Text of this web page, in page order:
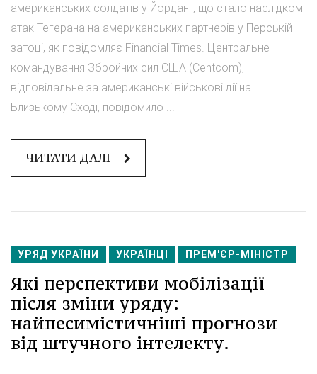
американських солдатів у Йорданії, що стало наслідком
атак Тегерана на американських партнерів у Перській
затоці, як повідомляє Financial Times. Центральне
командування Збройних сил США (Centcom),
відповідальне за американські військові дії на
Близькому Сході, повідомило ...
ЧИТАТИ ДАЛІ
УРЯД УКРАЇНИ УКРАЇНЦІ ПРЕМ'ЄР-МІНІСТР
Які перспективи мобілізації
після зміни уряду:
найпесимістичніші прогнози
від штучного інтелекту.